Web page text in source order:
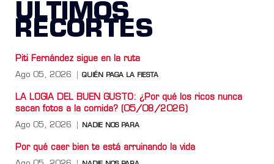
ÚLTIMOS
RECORTES
Piti Fernández sigue en la ruta
Ago 05, 2026 QUIÉN PAGA LA FIESTA
LA LOGIA DEL BUEN GUSTO: ¿Por qué los ricos nunca
sacan fotos a la comida? (05/08/2026)
Ago 05, 2026 NADIE NOS PARA
Por qué caer bien te está arruinando la vida